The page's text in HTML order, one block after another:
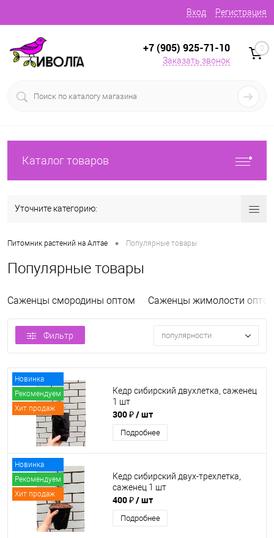
Вход Регистрация
+7 (905) 925-71-10
Заказать звонок
0
Каталог товаров
Уточните категорию:
Питомник растений на Алтае • Популярные товары
Популярные товары
Саженцы смородины оптом Саженцы жимолости
Фильтр популярности
Новинка
Рекомендуем
Хит продаж
Кедр сибирский двухлетка, саженец
1 шт
300 ₽/ шт
Подробнее
Новинка
Рекомендуем
Хит продаж
Кедр сибирский двух-трехлетка,
саженец 1 шт
400 ₽/ шт
Подробнее